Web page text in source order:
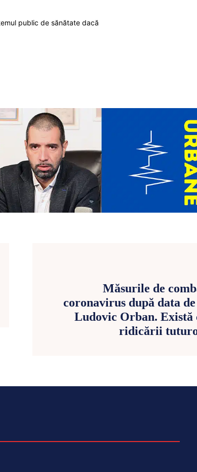
public de sănătate dacă
Măsurile de
coronavirus după data
Ludovic Orban.
ridicării